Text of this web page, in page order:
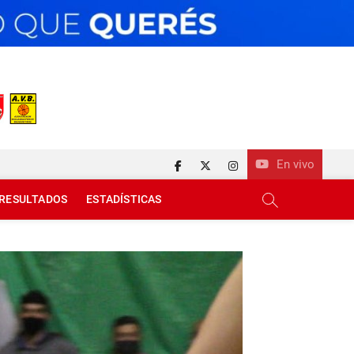
En vivo
facebook
twitterinstagram
RESULTADOS ESTADÍSTICAS